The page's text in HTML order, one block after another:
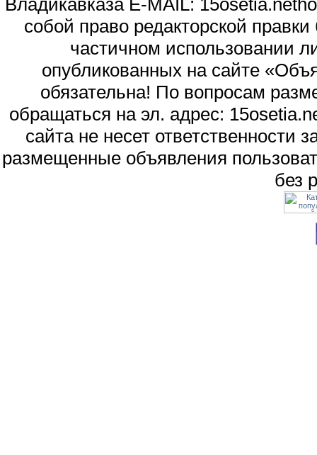
Владикавказа E-MAIL:
собой право редакторской
частичном использовании
опубликованных на сайте
обязательна! По вопросам
обращаться на эл. адрес:
сайта не несет
размещенные объявления
без